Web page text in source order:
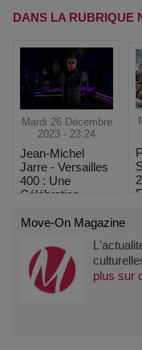
DANS LA RUBRIQUE
Mardi 26 Décembre
2023 - 23:24
Jean-Michel
Jarre - Versailles
400 : Une
Célébration
l'Innovation et de
Move-On Magazine
plus sur